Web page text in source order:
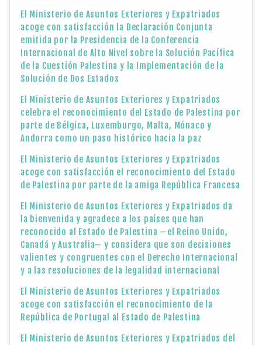
El Ministerio de Asuntos Exteriores y Expatriados
acoge con satisfacción la Declaración Conjunta
emitida por la Presidencia de la Conferencia
Internacional de Alto Nivel sobre la Solución Pacífica
de la Cuestión Palestina y la Implementación de la
Solución de Dos Estados
El Ministerio de Asuntos Exteriores y Expatriados
celebra el reconocimiento del Estado de Palestina por
parte de Bélgica, Luxemburgo, Malta, Mónaco y
Andorra como un paso histórico hacia la paz
El Ministerio de Asuntos Exteriores y Expatriados
acoge con satisfacción el reconocimiento del Estado
de Palestina por parte de la amiga República Francesa
El Ministerio de Asuntos Exteriores y Expatriados da
la bienvenida y agradece a los países que han
reconocido al Estado de Palestina —el Reino Unido,
Canadá y Australia— y considera que son decisiones
valientes y congruentes con el Derecho Internacional
y a las resoluciones de la legalidad internacional
El Ministerio de Asuntos Exteriores y Expatriados
acoge con satisfacción el reconocimiento de la
República de Portugal al Estado de Palestina
El Ministerio de Asuntos Exteriores y Expatriados del